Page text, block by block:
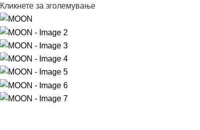
Кликнете за зголемување